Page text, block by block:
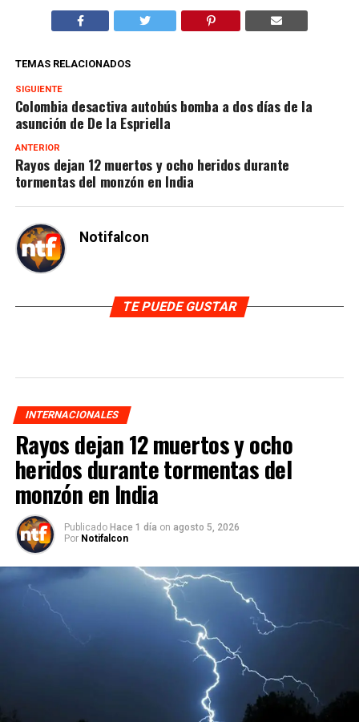
TEMAS RELACIONADOS
SIGUIENTE
Colombia desactiva autobús bomba a dos días de la
asunción de De la Espriella
ANTERIOR
Rayos dejan 12 muertos y ocho heridos durante
tormentas del monzón en India
Notifalcon
TE PUEDE GUSTAR
INTERNACIONALES
Rayos dejan 12 muertos y ocho
heridos durante tormentas del
monzón en India
Publicado Hace 1 día on agosto 5, 2026
Por Notifalcon